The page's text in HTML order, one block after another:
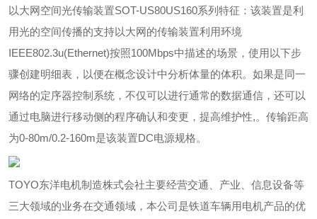
以大网空间光传输装置SOT-US80US160系列特征：该装置是利
用光的空间传播的支持以大网的传输装置利用环境
IEEE802.3u(Ethernet)按照100Mbps中描述的场景，使用以下步
骤创建明细表，以便在概念设计中分析体量的体积。如果是同一
网络的定序器控制系统，不仅可以进行通常的数据通信，还可以
通过电脑进行移动侧的程序确认和变更，提高维护性,。传输距高
为0-80m/0.2-160m是该装置DC电源规格。
TOYO东洋电机制造株式会社主要经营交通、产业、信息设备等
三大领域的业务在交通领域，本公司是铁道车辆用电机产品的优